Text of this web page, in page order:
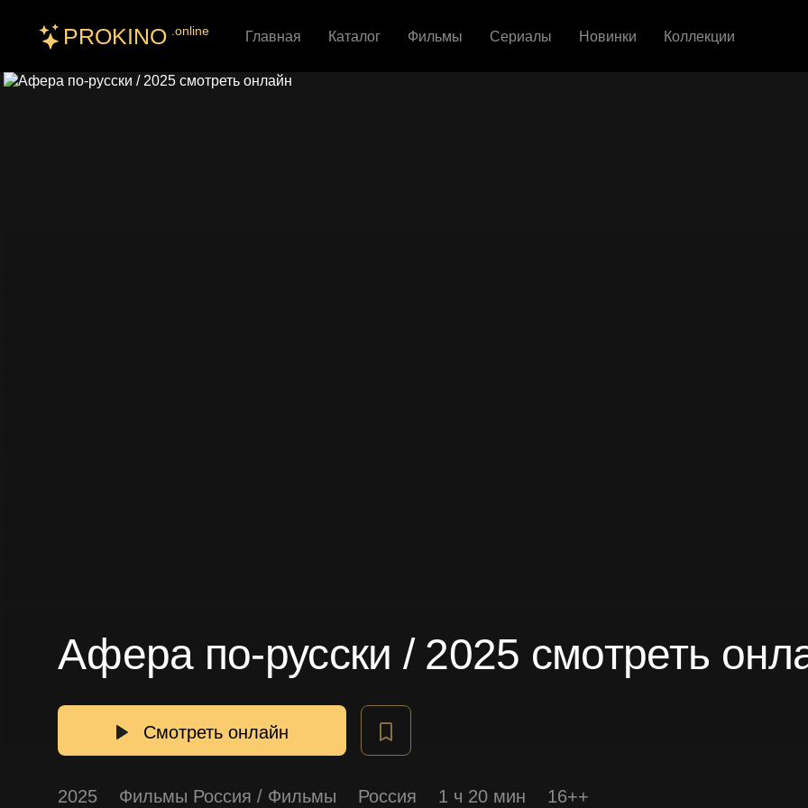
PROKINO .online Главная Каталог Фильмы Сериалы Новинки Коллекции
Афера по-русски / 2025 смотреть
Смотреть онлайн
2025 Фильмы Россия / Фильмы Россия 1 ч 20 мин 16++